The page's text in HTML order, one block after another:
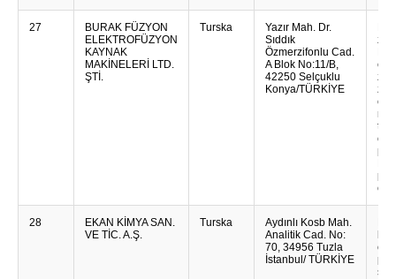
27
BURAK FÜZYON
ELEKTROFÜZYON
KAYNAK
MAKİNELERİ LTD.
ŞTİ.
Turska
Yazır Mah. Dr.
Sıddık
Özmerzifonlu Cad.
A Blok No:11/B,
42250 Selçuklu
Konya/TÜRKİYE
za
28
EKAN KİMYA SAN.
VE TİC. A.Ş.
Turska
Aydınlı Kosb Mah.
Analitik Cad. No:
70, 34956 Tuzla
İstanbul/ TÜRKİYE